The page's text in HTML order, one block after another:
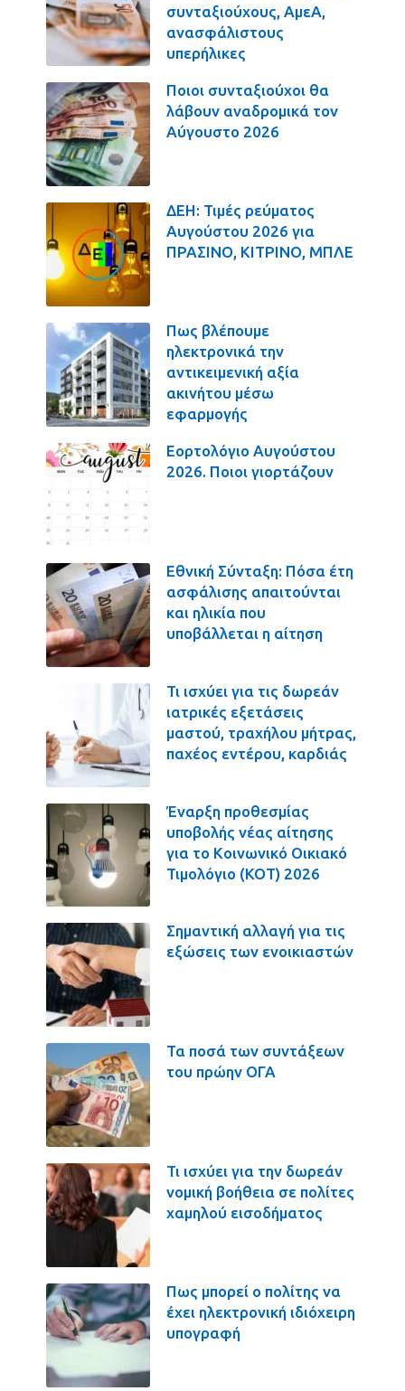
συνταξιούχους, ΑμεΑ,
ανασφάλιστους
υπερήλικες
Ποιοι συνταξιούχοι θα
λάβουν αναδρομικά τον
Αύγουστο 2026
ΔΕΗ: Τιμές ρεύματος
Αυγούστου 2026 για
ΠΡΑΣΙΝΟ, ΚΙΤΡΙΝΟ, ΜΠΛΕ
Πως βλέπουμε
ηλεκτρονικά την
αντικειμενική αξία
ακινήτου μέσω
εφαρμογής
Εορτολόγιο Αυγούστου
2026. Ποιοι γιορτάζουν
Εθνική Σύνταξη: Πόσα έτη
ασφάλισης απαιτούνται
και ηλικία που
υποβάλλεται η αίτηση
Τι ισχύει για τις δωρεάν
ιατρικές εξετάσεις
μαστού, τραχήλου μήτρας,
παχέος εντέρου, καρδιάς
Έναρξη προθεσμίας
υποβολής νέας αίτησης
για το Κοινωνικό Οικιακό
Τιμολόγιο (ΚΟΤ) 2026
Σημαντική αλλαγή για τις
εξώσεις των ενοικιαστών
Τα ποσά των συντάξεων
του πρώην ΟΓΑ
Τι ισχύει για την δωρεάν
νομική βοήθεια σε πολίτες
χαμηλού εισοδήματος
Πως μπορεί ο πολίτης να
έχει ηλεκτρονική ιδιόχειρη
υπογραφή